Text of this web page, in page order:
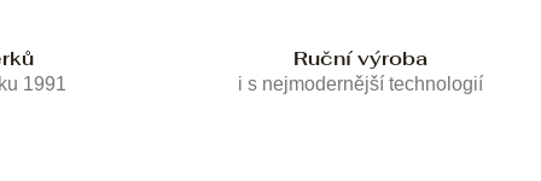
1991
Ruční výroba
i s nejmodernější technologií